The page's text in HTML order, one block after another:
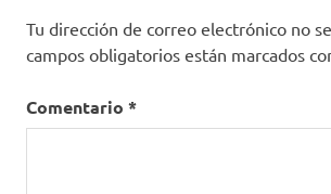
Tu dirección de correo electrónico no
campos obligatorios están marcados
Comentario *